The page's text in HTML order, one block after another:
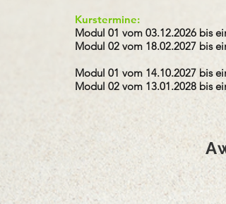
Kurstermine:
Modul 01 vom 03.12.2026 bis
Modul 02 vom 18.02.2027 bis
Modul 01 vom 14.10.2027 bis
Modul 02 vom 13.01.2028 bis